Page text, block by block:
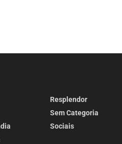
Resplendor
Sem Categoria
Sociais